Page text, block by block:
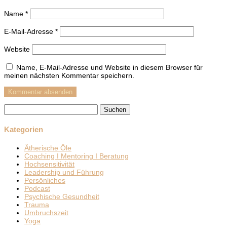
Name *
E-Mail-Adresse *
Website
Name, E-Mail-Adresse und Website in diesem Browser für
meinen nächsten Kommentar speichern.
nach:
Kategorien
Ätherische Öle
Coaching I Mentoring I Beratung
Hochsensitivität
Leadership und Führung
Persönliches
Podcast
Psychische Gesundheit
Trauma
Umbruchszeit
Yoga